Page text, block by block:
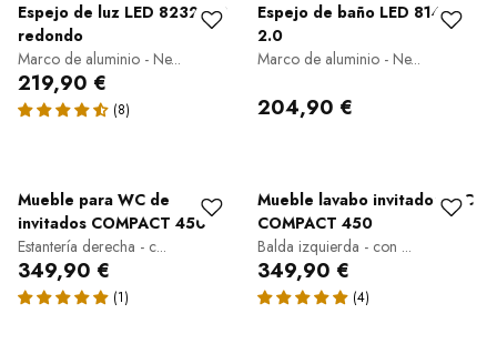
Espejo de luz LED 8232-2.0
redondo
Marco de aluminio - Ne...
219,90 €
Espejo de baño LED 8144
2.0
Marco de aluminio - Ne...
204,90 €
Mueble para WC de
invitados COMPACT 450
Estantería derecha - c...
349,90 €
Mueble lavabo invitados WC
COMPACT 450
Balda izquierda - con ...
349,90 €